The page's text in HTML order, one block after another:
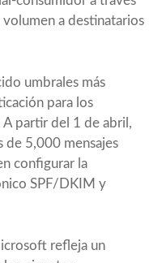
a destinatarios
umbrales más
para los
partir del 1 de abril,
de 5,000 mensajes
configurar la
SPF/DKIM y
refleja un